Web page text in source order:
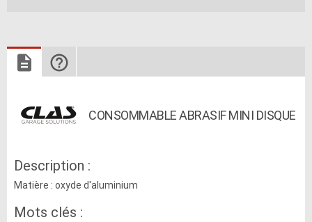
CONSOMMABLE ABRASIF MINI DISQUE
Description :
Matière : oxyde d'aluminium
Mots clés :